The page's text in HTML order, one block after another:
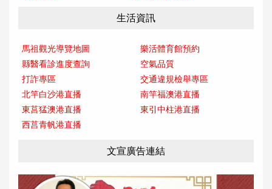
生活資訊
馬祖觀光導覽地圖
樂活體育館預約
縣醫看診進度查詢
空氣品質
打詐專區
交通違規檢舉專區
北竿白沙港直播
南竿福澳港直播
東莒猛澳港直播
東引中柱港直播
西莒青帆港直播
文宣廣告連結